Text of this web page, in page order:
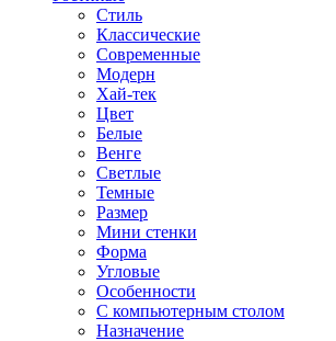
Стиль
Классические
Современные
Модерн
Хай-тек
Цвет
Белые
Венге
Светлые
Темные
Размер
Мини стенки
Форма
Угловые
Особенности
С компьютерным столом
Назначение